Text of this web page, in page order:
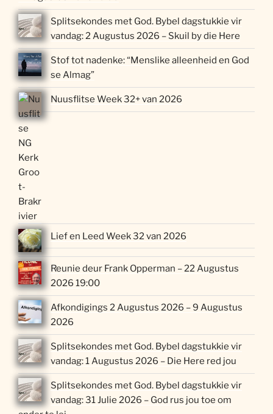
Splitsekondes met God. Bybel dagstukkie vir
vandag: 2 Augustus 2026 – Skuil by die Here
Stof tot nadenke: “Menslike alleenheid en God
se Almag”
Nuusflitse Week 32+ van 2026
Lief en Leed Week 32 van 2026
Reunie deur Frank Opperman – 22 Augustus
2026 19:00
Afkondigings 2 Augustus 2026 – 9 Augustus
2026
Splitsekondes met God. Bybel dagstukkie vir
vandag: 1 Augustus 2026 – Die Here red jou
Splitsekondes met God. Bybel dagstukkie vir
vandag: 31 Julie 2026 – God rus jou toe om